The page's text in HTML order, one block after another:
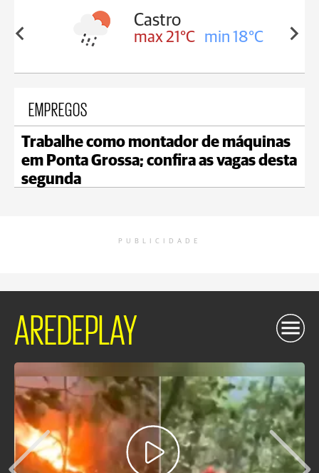
18°C
Castro
max 21°C min 18°C
EMPREGOS
Trabalhe como montador de máquinas
em Ponta Grossa; confira as vagas desta
segunda
PUBLICIDADE
AREDEPLAY